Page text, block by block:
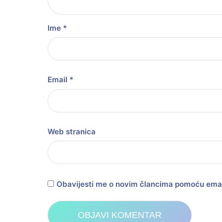
Ime *
Email *
Web stranica
Obavijesti me o novim člancima pomoću